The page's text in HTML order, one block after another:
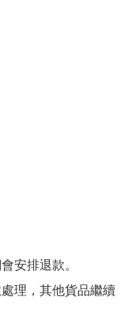
安排退款。
理，其他貨品繼續